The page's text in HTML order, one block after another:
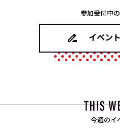
参加受付中
イベン
今週のイ